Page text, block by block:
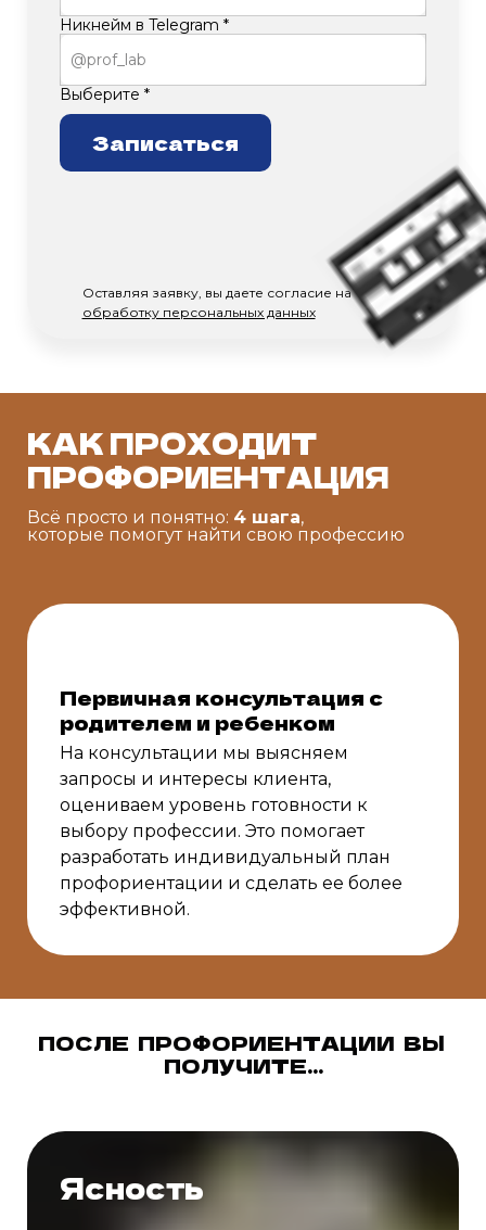
Оставляя заявку, вы даете согласие на
обработку персональных данных
Никнейм в Telegram *
Выберите *
Записаться
КАК ПРОХОДИТ
ПРОФОРИЕНТАЦИЯ
Всё просто и понятно: 4 шага,
которые помогут найти свою профессию
Первичная консультация с
родителем и ребенком
На консультации мы выясняем
запросы и интересы клиента,
оцениваем уровень готовности к
выбору профессии. Это помогает
разработать индивидуальный план
профориентации и сделать ее более
эффективной.
ПОСЛЕ ПРОФОРИЕНТАЦИИ ВЫ
ПОЛУЧИТЕ...
Ясность